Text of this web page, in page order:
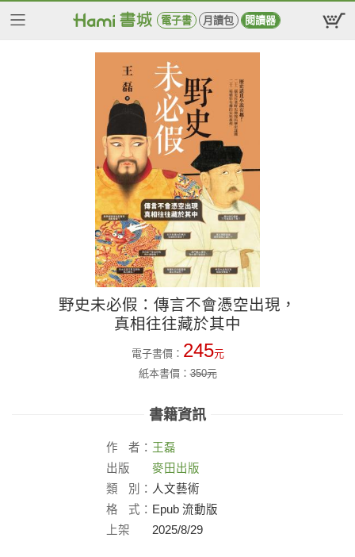
電子書 月讀包 閱讀器
野史未必假：傳言不會憑空出現，
真相往往藏於其中
電子書價： 245元
紙本書價：350元
書籍資訊
作 者： 王磊
出版
社：
麥田出版
類
別： 人文藝術
格
式： Epub 流動版
上架
2025/8/29